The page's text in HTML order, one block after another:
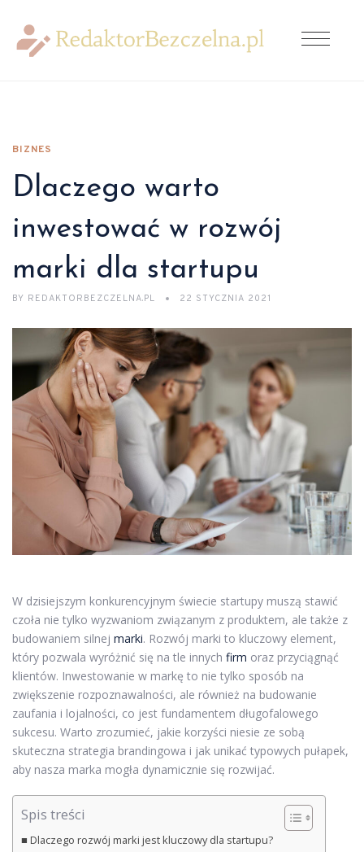
BIZNES
Dlaczego warto
inwestować w rozwój
marki dla startupu
BY REDAKTORBEZCZELNA.PL 22 STYCZNIA 2021
W dzisiejszym konkurencyjnym świecie startupy muszą stawić
czoła nie tylko wyzwaniom związanym z produktem, ale także z
budowaniem silnej marki. Rozwój marki to kluczowy element,
który pozwala wyróżnić się na tle innych firm oraz przyciągnąć
klientów. Inwestowanie w markę to nie tylko sposób na
zwiększenie rozpoznawalności, ale również na budowanie
zaufania i lojalności, co jest fundamentem długofalowego
sukcesu. Warto zrozumieć, jakie korzyści niesie ze sobą
skuteczna strategia brandingowa i jak unikać typowych pułapek,
aby nasza marka mogła dynamicznie się rozwijać.
Spis treści
Dlaczego rozwój marki jest kluczowy dla startupu?